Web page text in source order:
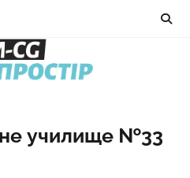
училище №33